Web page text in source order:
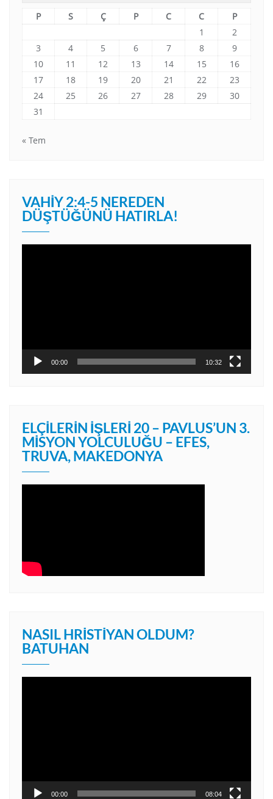
P S Ç P C C
P
1
2
3
4 5 6 7 8
9
10
11 12 13 14 15
16
17
18 19 20 21 22
23
24
25 26 27 28 29
30
31
« Tem
VAHIY 2:4-5 NEREDEN
DÜŞTÜĞÜNÜ HATIRLA!
00:00 10:32
ELÇILERIN İŞLERI 20 – PAVLUS’UN 3.
MISYON YOLCULUĞU – EFES,
TRUVA, MAKEDONYA
NASIL HRISTIYAN OLDUM?
BATUHAN
00:00 08:04